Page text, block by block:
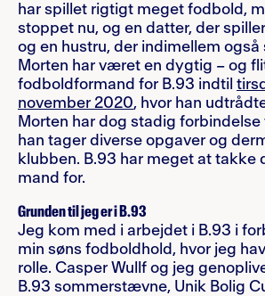
har spillet rigtigt meget fodbold,
stoppet nu, og en datter, der
og en hustru, der indimellem også
Morten har været en dygtig – og
fodboldformand for B.93 indtil
november 2020, hvor han
Morten har dog stadig forbindelse
han tager diverse opgaver og
klubben. B.93 har meget at takke
mand for.
Grunden til jeg er i B.93
Jeg kom med i arbejdet i B.93 i
min søns fodboldhold, hvor jeg
rolle. Casper Wullf og jeg
B.93 sommerstævne, Unik Bolig